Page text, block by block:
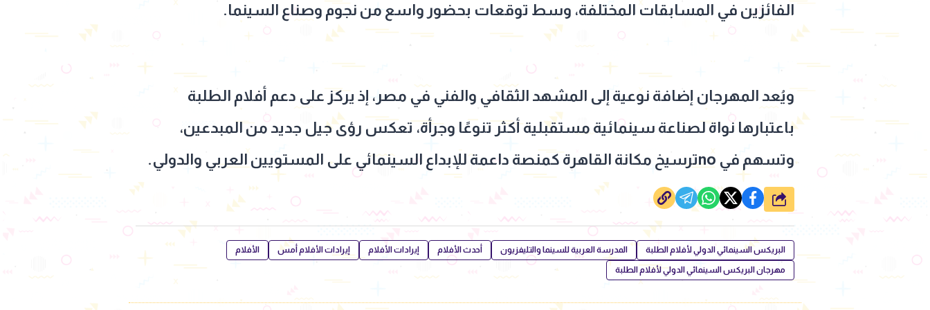
الفائزين في المسابقات المختلفة، وسط توقعات بحضور واسع من نجوم وصناع السينما.
ويُعد المهرجان إضافة نوعية إلى المشهد الثقافي والفني في مصر، إذ يركز على دعم أفلام الطلبة
باعتبارها نواة لصناعة سينمائية مستقبلية أكثر تنوعًا وجرأة، تعكس رؤى جيل جديد من المبدعين،
وتسهم في noترسيخ مكانة القاهرة كمنصة داعمة للإبداع السينمائي على المستويين العربي والدولي.
شارك
البريكس السينمائي الدولي لأفلام الطلبة المدرسة العربية للسينما والتليفزيون أحدث الأفلام إيرادات الأفلام إيرادات الأفلام أمس الأفلام
مهرجان البريكس السينمائي الدولي لأفلام الطلبة